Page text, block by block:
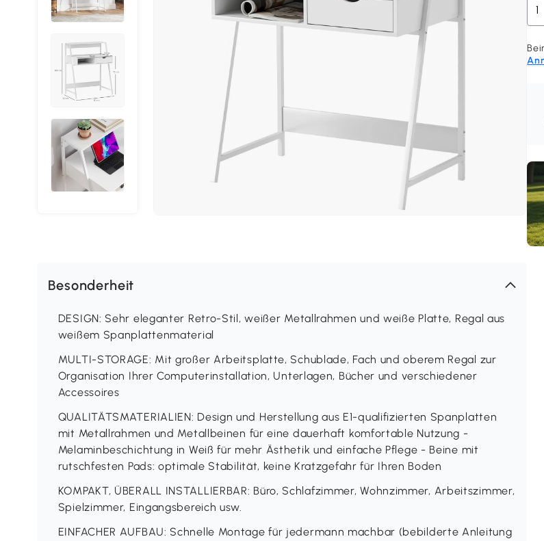
Besonderheit
DESIGN: Sehr eleganter Retro-Stil, weißer Metallrahmen und weiße Platte, Regal aus
weißem Spanplattenmaterial
MULTI-STORAGE: Mit großer Arbeitsplatte, Schublade, Fach und oberem Regal zur
Organisation Ihrer Computerinstallation, Unterlagen, Bücher und verschiedener
Accessoires
QUALITÄTSMATERIALIEN: Design und Herstellung aus E1-qualifizierten Spanplatten
mit Metallrahmen und Metallbeinen für eine dauerhaft komfortable Nutzung -
Melaminbeschichtung in Weiß für mehr Ästhetik und einfache Pflege - Beine mit
rutschfesten Pads: optimale Stabilität, keine Kratzgefahr für Ihren Boden
KOMPAKT, ÜBERALL INSTALLIERBAR: Büro, Schlafzimmer, Wohnzimmer, Arbeitszimmer,
Spielzimmer, Eingangsbereich usw.
EINFACHER AUFBAU: Schnelle Montage für jedermann machbar (bebilderte Anleitung